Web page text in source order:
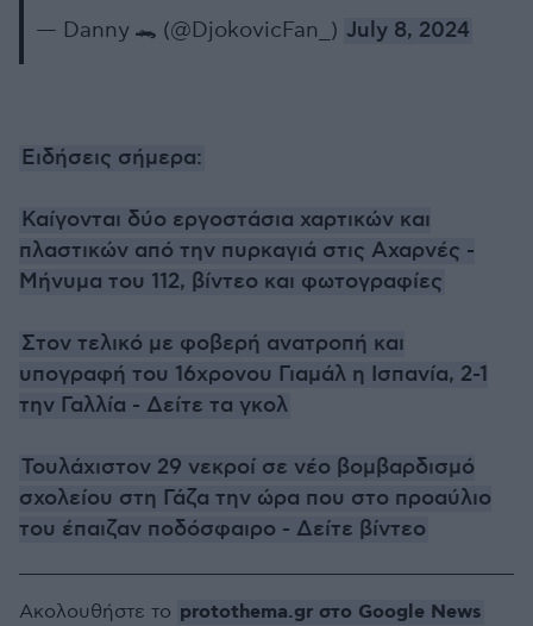
— Danny 🐊 (@DjokovicFan_) July 8, 2024
Ειδήσεις σήμερα:
Καίγονται δύο εργοστάσια χαρτικών και
πλαστικών από την πυρκαγιά στις Αχαρνές -
Μήνυμα του 112, βίντεο και φωτογραφίες
Στον τελικό με φοβερή ανατροπή και
υπογραφή του 16χρονου Γιαμάλ η Ισπανία, 2-1
την Γαλλία - Δείτε τα γκολ
Τουλάχιστον 29 νεκροί σε νέο βομβαρδισμό
σχολείου στη Γάζα την ώρα που στο προαύλιο
του έπαιζαν ποδόσφαιρο - Δείτε βίντεο
Ακολουθήστε το protothema.gr στο Google News